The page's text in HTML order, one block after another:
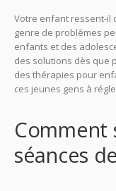
Votre enfant ressent-il
genre de problèmes
enfants et des
des solutions dès que
des thérapies pour
ces jeunes gens à
Comment
séances